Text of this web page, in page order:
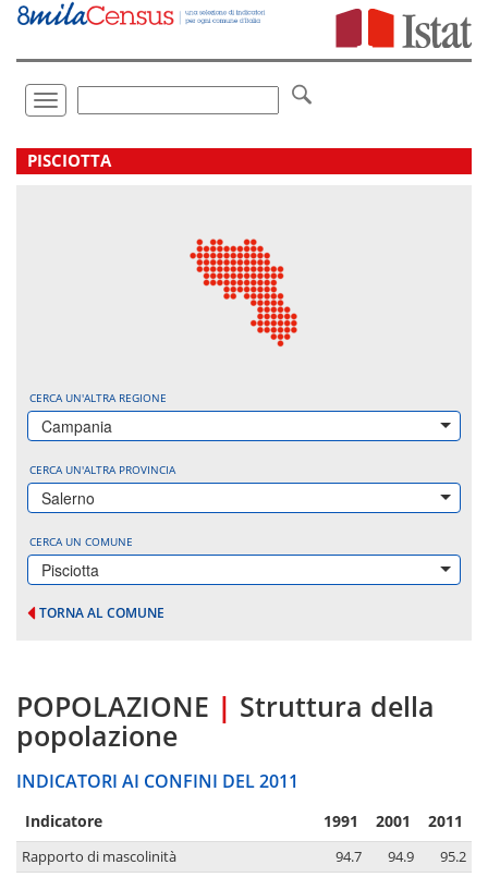
Vai
direttamente
Toggle
navigation
.
PISCIOTTA
CERCA UN'ALTRA REGIONE
Campania
CERCA UN'ALTRA PROVINCIA
Salerno
CERCA UN COMUNE
Pisciotta
TORNA AL COMUNE
POPOLAZIONE | Struttura della
popolazione
INDICATORI AI CONFINI DEL 2011
Indicatore 1991 2001 2011
Rapporto di mascolinità 94.7 94.9
95.2